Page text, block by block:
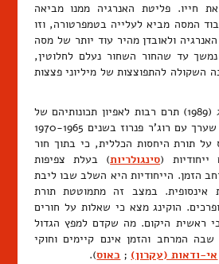
חייו. פליטת האנרגיה ממנו מביאה
המסה מביא לעלייה בטמפרטורה, וזו
ולאובדן מהיר עוד יותר של מסה
עד שהחור השחור נעלם לחלוטין,
השקולה להתפוצצות של מיליוני פצצות
הפיזיקאי סטיבן הוקינג (1989) תרם רבות לאפיון תכונותיהם של
חורים שחורים. במחקר שערך עם רוג'ר פנרוז בשנים 1970-1965
תורת היחסות הכללית, כי בתוך חור
(סינגולריות) בעלת צפיפות
הזמן. הייחודיות היא השלב שבו ליבת
אינסופית. במצב זה מתמוטטת תורת
הוקינג מצא כי שאלות על חורים
ראשית היקום. מה שקדם למפץ הגדול
שבה המרחב והזמן אינם קיימים וחוקי
אי-ודאות (עקרון) ; כאוס).